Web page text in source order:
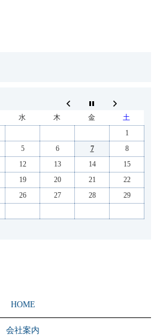
水 木 金
土
1
5 6 7
8
12 13 14
15
19 20 21
22
26 27 28
29
HOME
会社案内